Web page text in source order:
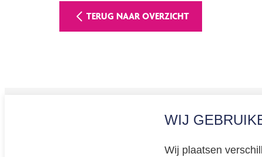
WIJ
Wij plaatsen
TERUG NAAR OVERZICHT
Privacy